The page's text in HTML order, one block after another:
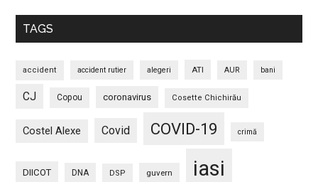
TAGS
accident accident rutier alegeri ATI AUR bani
CJ Copou coronavirus Cosette Chichirău
Costel Alexe Covid COVID-19 crimă
DIICOT DNA DSP guvern iasi